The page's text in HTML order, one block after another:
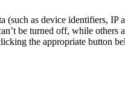
as device identifiers,
be turned off, while
the appropriate button